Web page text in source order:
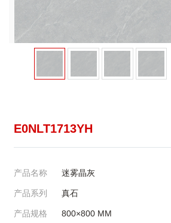
E0NLT1713YH
产品名称 迷雾晶灰
产品系列 真石
产品规格 800×800 MM